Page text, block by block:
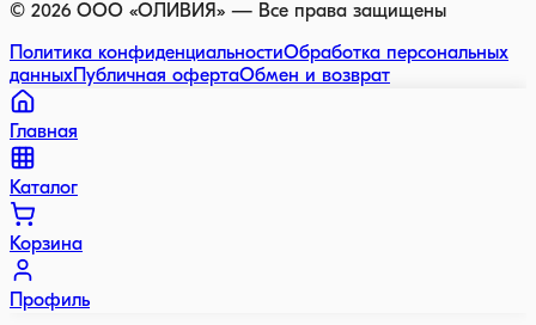
© 2026 ООО «ОЛИВИЯ» — Все права защищены
Политика конфиденциальностиОбработка персональных
данныхПубличная офертаОбмен и возврат
Главная
Каталог
Корзина
Профиль